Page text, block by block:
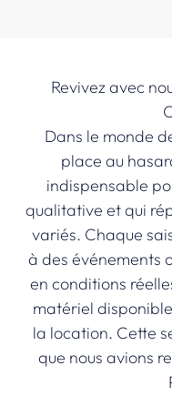
Revivez avec
Dans le monde
place au
indispensable
qualitative et qui
variés. Chaque
à des événements
en conditions
matériel
la location. Cette
que nous avions